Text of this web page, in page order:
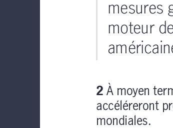
mesures
moteur
2À moyen
accéléreront
mondiales.